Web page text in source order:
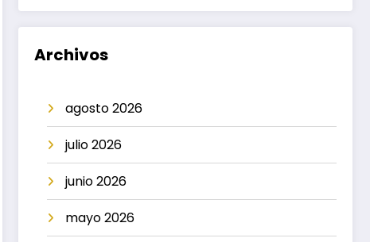
Archivos
agosto 2026
julio 2026
junio 2026
mayo 2026